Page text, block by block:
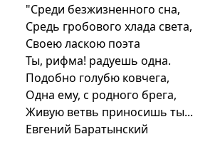
"Среди безжизненного сна,
Средь гробового хлада света,
Своею ласкою поэта
Ты, рифма! радуешь одна.
Подобно голубю ковчега,
Одна ему, с родного брега,
Живую ветвь приносишь ты...
Евгений Баратынский